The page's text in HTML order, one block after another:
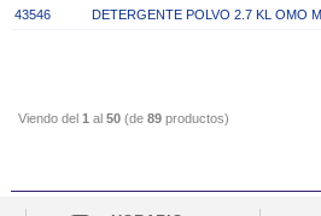
43546 DETERGENTE POLVO 2.7 KL OMO
Viendo del 1 al 50 (de 89 productos)